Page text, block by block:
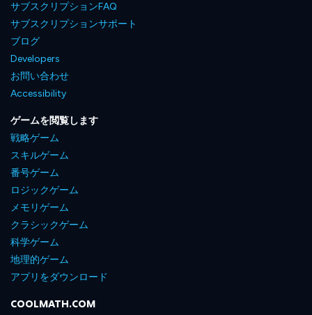
サブスクリプションFAQ
サブスクリプションサポート
ブログ
Developers
お問い合わせ
Accessibility
ゲームを閲覧します
戦略ゲーム
スキルゲーム
番号ゲーム
ロジックゲーム
メモリゲーム
クラシックゲーム
科学ゲーム
地理的ゲーム
アプリをダウンロード
COOLMATH.COM